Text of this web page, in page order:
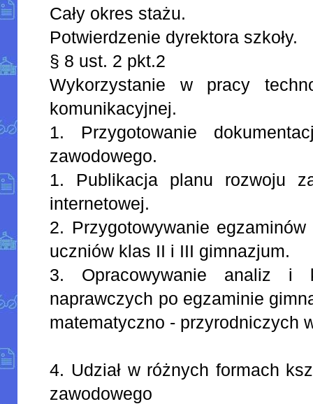
Cały okres stażu.
Potwierdzenie dyrektora szkoły.
§ 8 ust. 2 pkt.2
Wykorzystanie w pracy
komunikacyjnej.
1. Przygotowanie
zawodowego.
1. Publikacja planu rozwoju
internetowej.
2. Przygotowywanie
uczniów klas II i III gimnazjum.
3. Opracowywanie analiz i
naprawczych po egzaminie
matematyczno - przyrodniczych
4. Udział w różnych formach
zawodowego